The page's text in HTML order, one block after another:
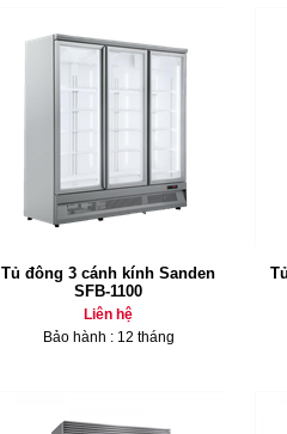
Tủ đông 3 cánh kính Sanden
SFB-1100
Liên hệ
Bảo hành : 12 tháng